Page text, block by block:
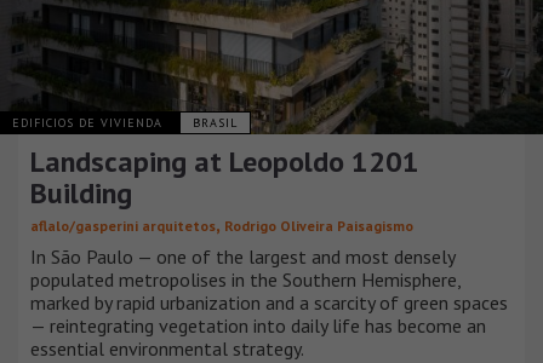
EDIFICIOS DE VIVIENDA BRASIL
Landscaping at Leopoldo 1201
Building
aflalo/gasperini arquitetos, Rodrigo Oliveira Paisagismo
In São Paulo — one of the largest and most densely
populated metropolises in the Southern Hemisphere,
marked by rapid urbanization and a scarcity of green spaces
— reintegrating vegetation into daily life has become an
essential environmental strategy.